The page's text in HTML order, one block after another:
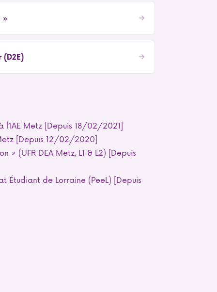
»
l’IAE Metz [Depuis 18/02/2021]
[Depuis 12/02/2020]
(UFR DEA Metz, L1 & L2) [Depuis
Étudiant de Lorraine (PeeL) [Depuis